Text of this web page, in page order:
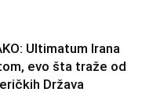
Ultimatum Irana
evo šta traže od
Država